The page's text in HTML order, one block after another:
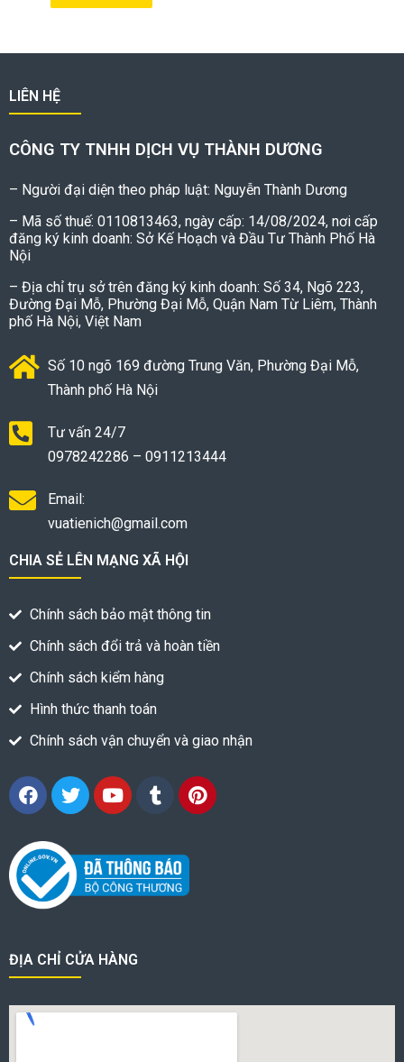
LIÊN HỆ
CÔNG TY TNHH DỊCH VỤ THÀNH DƯƠNG
– Người đại diện theo pháp luật: Nguyễn Thành Dương
– Mã số thuế: 0110813463, ngày cấp: 14/08/2024, nơi cấp
đăng ký kinh doanh: Sở Kế Hoạch và Đầu Tư Thành Phố Hà
Nội
– Địa chỉ trụ sở trên đăng ký kinh doanh: Số 34, Ngõ 223,
Đường Đại Mỗ, Phường Đại Mỗ, Quận Nam Từ Liêm, Thành
phố Hà Nội, Việt Nam
Số 10 ngõ 169 đường Trung Văn, Phường Đại Mỗ,
Thành phố Hà Nội
Tư vấn 24/7
0978242286 – 0911213444
Email:
vuatienich@gmail.com
CHIA SẺ LÊN MẠNG XÃ HỘI
Chính sách bảo mật thông tin
Chính sách đổi trả và hoàn tiền
Chính sách kiểm hàng
Hình thức thanh toán
Chính sách vận chuyển và giao nhận
ĐỊA CHỈ CỬA HÀNG